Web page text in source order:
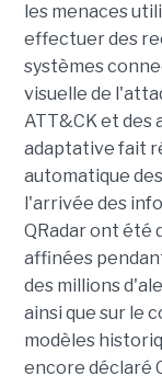
les menaces
effectuer des
systèmes
visuelle de
ATT&CK et des
adaptative fait
automatique
l'arrivée des
QRadar ont été
affinées
des millions
ainsi que sur le
modèles
encore déclaré